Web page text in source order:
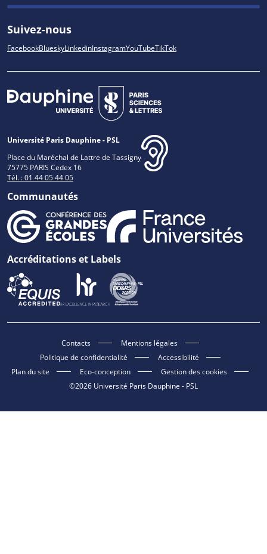
Suivez-nous
FacebookBlueskyLinkedinInstagramYouTubeTikTok
Université Paris Dauphine - PSL
Place du Maréchal de Lattre de Tassigny
75775 PARIS Cedex 16
Tél. : 01 44 05 44 05
Communautés
Accréditations et Labels
Contacts
Mentions légales
Politique de confidentialité
Accessibilité
Plan du site
Eco-conception
Gestion des cookies
©2026 Université Paris Dauphine - PSL